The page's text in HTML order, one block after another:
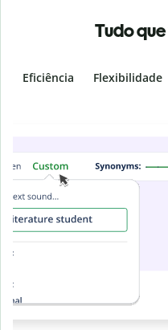
Tudo
Eficiência Flexibilidade